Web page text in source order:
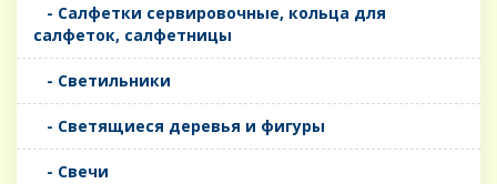
- Салфетки сервировочные, кольца для
салфеток, салфетницы
- Светильники
- Светящиеся деревья и фигуры
- Свечи